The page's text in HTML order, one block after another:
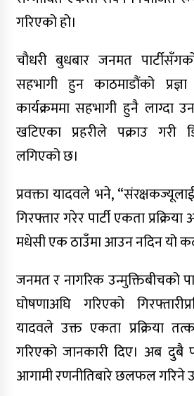
जयेन्दु बालसुधार
उजागर, अधिकांश
पीडित
किन शल्यक्रिया
डाक्टरलाई
बाँकेको नरैनापुर र
परियोजना
मुस्लिम धार्मिक
अभिमुखीकरण
लुम्बिनी प्रदेश
गरिएको हो।
चौधरी बुधबार जनमत
सहभागी हुन काठमाडौंको
कार्यक्रममा सहभागी हुनै लाग्दा
खटिएका प्रहरीले पक्राउ गरी
लगिएको छ।
प्रवक्ता यादवले भने,
गिरफ्तार गरेर पार्टी एकता
मधेसी एक ठाउँमा आउन नदिन यो
जनमत र नागरिक उन्मुक्तिबीचको
घोषणाअघि गरिएको
यादवले उक्त एकता प्रक्रिया
गरिएको जानकारी दिए। अब दुबै
आगामी रणनीतिबारे छलफल गरिने